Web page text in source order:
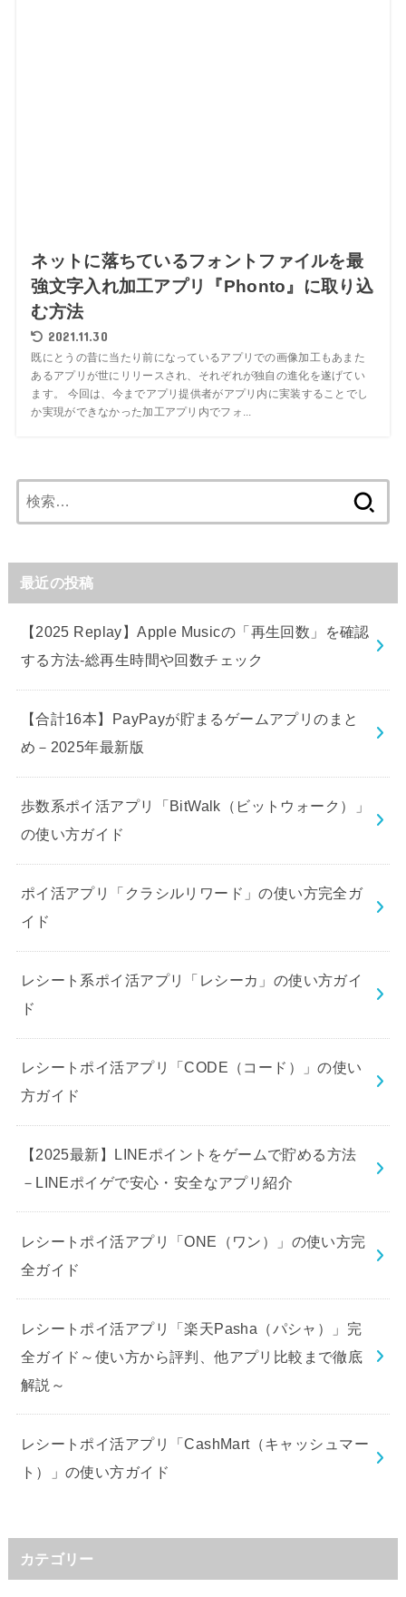
ネットに落ちているフォントファイルを最
強文字入れ加工アプリ『Phonto』に取り込
む方法
2021.11.30
既にとうの昔に当たり前になっているアプリでの画像加工もあまた
あるアプリが世にリリースされ、それぞれが独自の進化を遂げてい
ます。 今回は、今までアプリ提供者がアプリ内に実装することでし
か実現ができなかった加工アプリ内でフォ...
索:
最近の投稿
【2025 Replay】Apple Musicの「再生回数」を確認
する方法-総再生時間や回数チェック
【合計16本】PayPayが貯まるゲームアプリのまと
め－2025年最新版
歩数系ポイ活アプリ「BitWalk（ビットウォーク）」
の使い方ガイド
ポイ活アプリ「クラシルリワード」の使い方完全ガ
イド
レシート系ポイ活アプリ「レシーカ」の使い方ガイ
ド
レシートポイ活アプリ「CODE（コード）」の使い
方ガイド
【2025最新】LINEポイントをゲームで貯める方法
－LINEポイゲで安心・安全なアプリ紹介
レシートポイ活アプリ「ONE（ワン）」の使い方完
全ガイド
レシートポイ活アプリ「楽天Pasha（パシャ）」完
全ガイド～使い方から評判、他アプリ比較まで徹底
解説～
レシートポイ活アプリ「CashMart（キャッシュマー
ト）」の使い方ガイド
カテゴリー